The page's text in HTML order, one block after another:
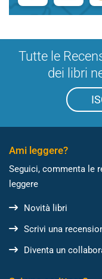
Tutte le
dei libri
Ami leggere?
Seguici, commenta le
leggere
Novità libri
Scrivi una
Diventa un